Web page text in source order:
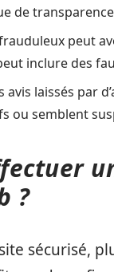
de
peut
inclure des
avis laissés par
ou semblent
?
site sécurisé,